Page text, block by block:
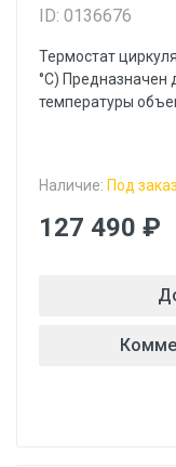
ID: 0136676
Термостат
°С) Предназначен
температуры
Наличие: Под заказ
127 490 ₽